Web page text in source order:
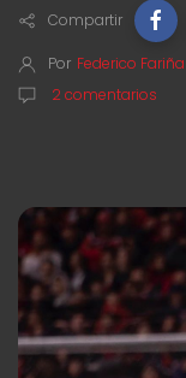
Compartir
Por Federico Fariña
2 comentarios